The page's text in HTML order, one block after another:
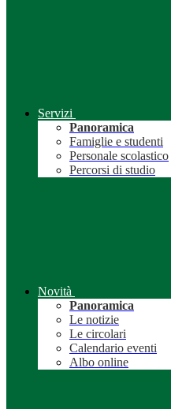
Servizi
Panoramica
Famiglie e studenti
Personale scolastico
Percorsi di studio
Novità
Panoramica
Le notizie
Le circolari
Calendario eventi
Albo online